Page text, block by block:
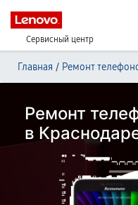
Сервисный центр
Главная / Ремонт
Ремонт
в